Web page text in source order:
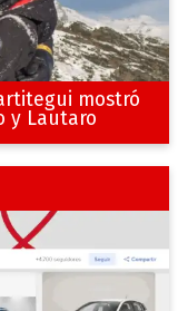
mostró
y Lautaro